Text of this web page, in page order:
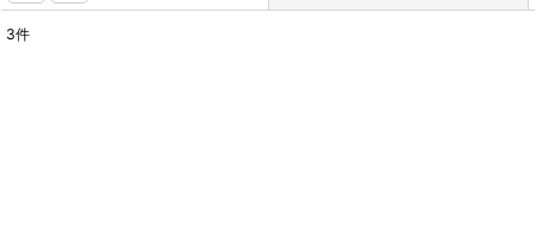
3件